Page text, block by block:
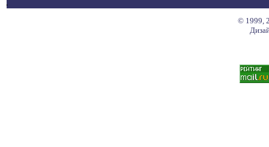
© 1999,